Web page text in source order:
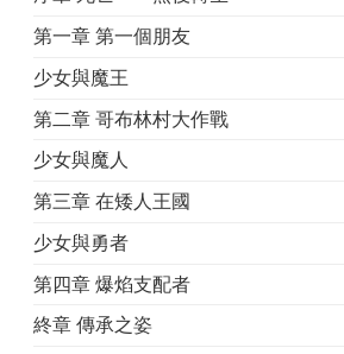
第一章 第一個朋友
少女與魔王
第二章 哥布林村大作戰
少女與魔人
第三章 在矮人王國
少女與勇者
第四章 爆焰支配者
終章 傳承之姿